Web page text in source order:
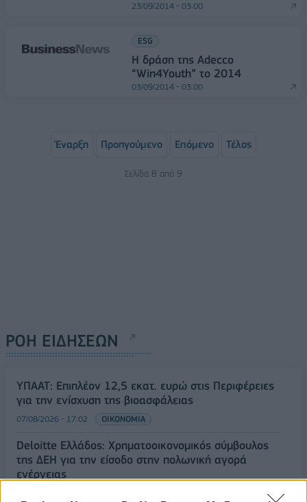
23/09/2014 - 03:00
ESG
Η δράση της Adecco
“Win4Youth” το 2014
03/09/2014 - 03:00
Έναρξη Προηγούμενο Επόμενο Τέλος
Σελίδα 8 από 9
ΡΟΗ ΕΙΔΗΣΕΩΝ
ΥΠΑΑΤ: Επιπλέον 12,5 εκατ. ευρώ στις Περιφέρειες
για την ενίσχυση της βιοασφάλειας
07/08/2026 - 17:02 ΟΙΚΟΝΟΜΙΑ
Deloitte Ελλάδος: Χρηματοοικονομικός σύμβουλος
της ΔΕΗ για την είσοδο στην πολωνική αγορά
ενέργειας